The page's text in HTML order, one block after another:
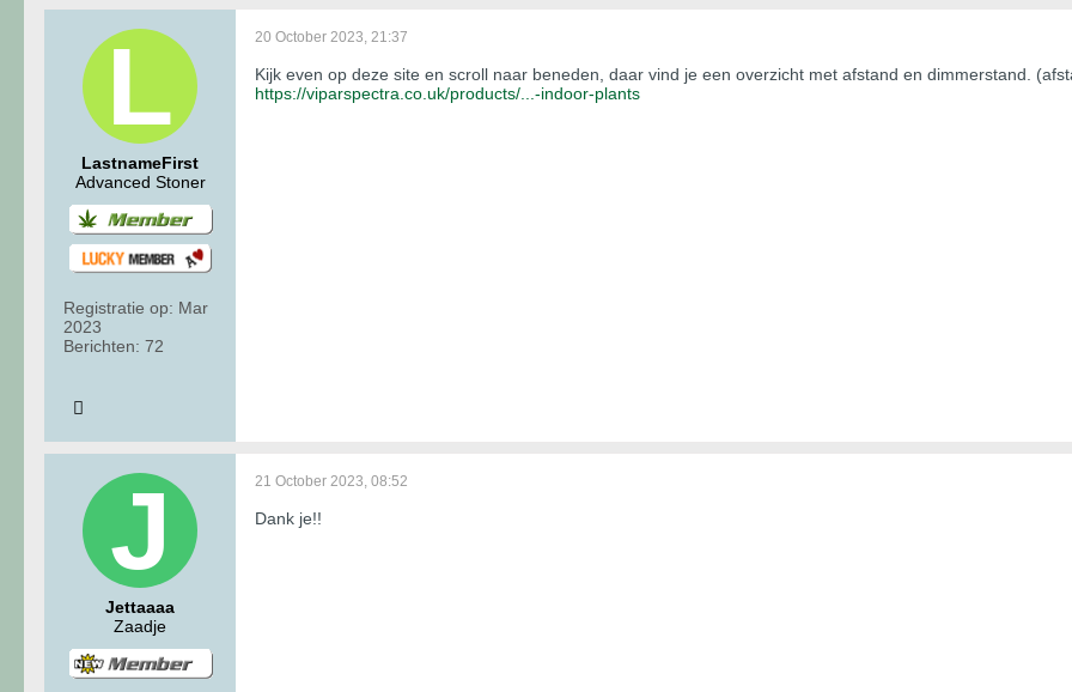
LastnameFirst
Advanced Stoner
Registratie op: Mar
2023
Berichten: 72
20 October 2023, 21:37
Kijk even op deze site en scroll naar beneden, daar vind je een overzicht met afstand en dimmerstand.
https://viparspectra.co.uk/products/...-indoor-plants
Jettaaaa
Zaadje
21 October 2023, 08:52
Dank je!!